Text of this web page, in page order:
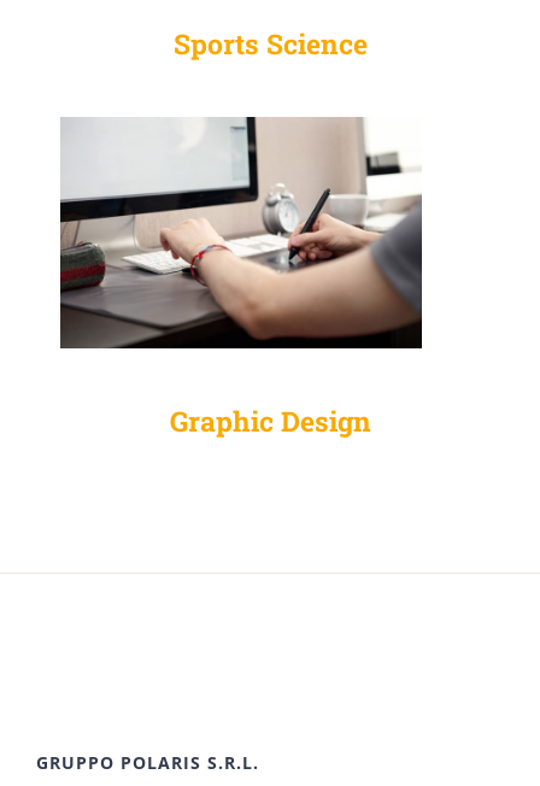
Sports Science
Graphic Design
GRUPPO POLARIS S.R.L.